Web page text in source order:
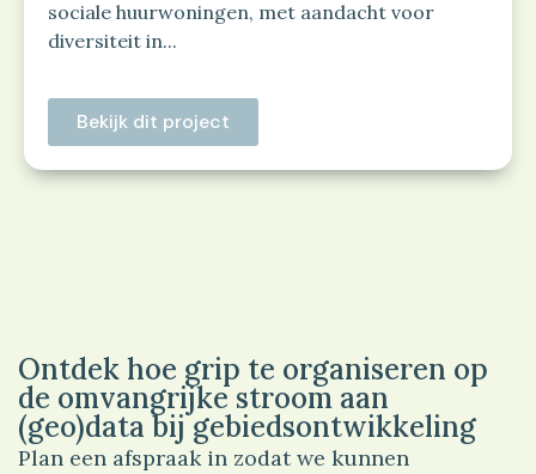
sociale huurwoningen, met aandacht voor
diversiteit in...
Bekijk dit project
Ontdek hoe grip te organiseren op
de omvangrijke stroom aan
(geo)data bij gebiedsontwikkeling
Plan een afspraak in zodat we kunnen